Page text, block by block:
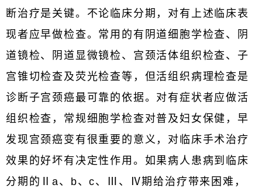
断治疗是关键。不论临床分期，对有上述临床表
现者应早做检查。常用的有阴道细胞学检查、阴
道镜检、阴道显微镜检、宫颈活体组织检查、子
宫锥切检查及荧光检查等，但活组织病理检查是
诊断子宫颈癌最可靠的依据。对有症状者应做活
组织检查，常规细胞学检查对普及妇女保健，早
发现宫颈癌变有很重要的意义，对临床手术治疗
效果的好坏有决定性作用。如果病人患病到临床
分期的Ⅱa、b、c、Ⅲ、Ⅳ期给治疗带来困难，